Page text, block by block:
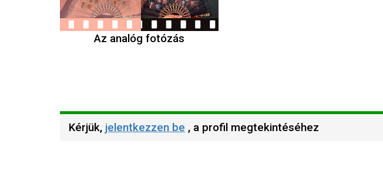
Az analóg fotózás
Kérjük, jelentkezzen be , a profil megtekintéséhez